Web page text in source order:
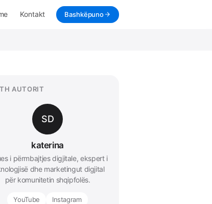
Kontakt Bashkëpuno
AUTORIT
SD
katerina
i përmbajtjes digjitale, ekspert i
dhe marketingut digjital
për komunitetin shqipfolës.
YouTube Instagram